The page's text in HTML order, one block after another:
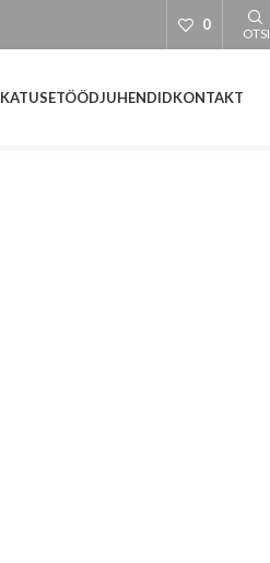
0 OTSI
KATUSETÖÖDJUHENDIDKONTAKT